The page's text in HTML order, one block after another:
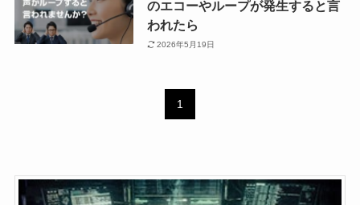
のエコーやループが発生すると言
われたら
2026年5月19日
1